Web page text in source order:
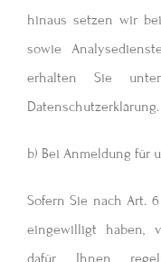
hinaus setzen wir
sowie
erhalten Sie
Datenschutzerklärung.
b) Bei Anmeldung für
Sofern Sie nach Art. 6
eingewilligt haben,
dafür, Ihnen